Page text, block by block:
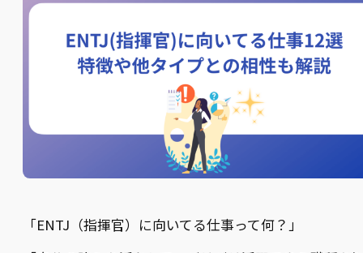
「ENTJ（指揮官）に向いてる仕事って何？」